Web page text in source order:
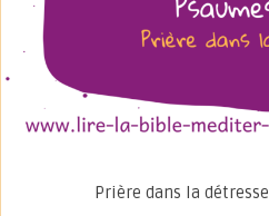
Prière dans la détresse